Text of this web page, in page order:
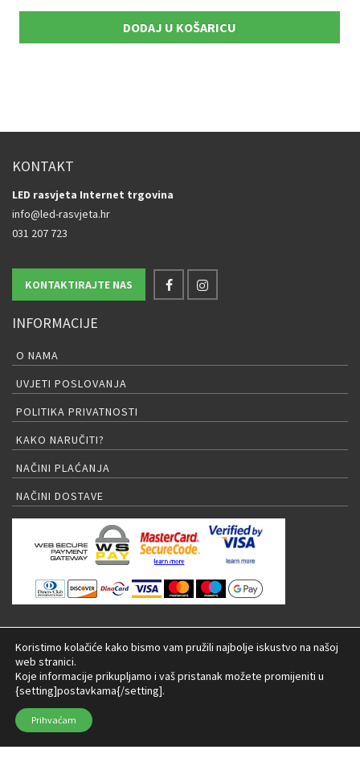
DODAJ U KOŠARICU
KONTAKT
LED rasvjeta Internet trgovina
info@led-rasvjeta.hr
031 207 723
KONTAKTIRAJTE NAS
INFORMACIJE
O NAMA
UVJETI POSLOVANJA
POLITIKA PRIVATNOSTI
KAKO NARUČITI?
NAČINI PLAĆANJA
NAČINI DOSTAVE
PRIJAVA NA NEWSLETTER
© 2026 LED rasvjeta Internet trgovina |
Koristimo kolačiće kako bismo vam pružili najbolje iskustvo na našoj
web stranici.
Koje informacije prikupljamo i vaš pristanak možete promijeniti u
{setting]postavkama{/setting].
Prihvaćam